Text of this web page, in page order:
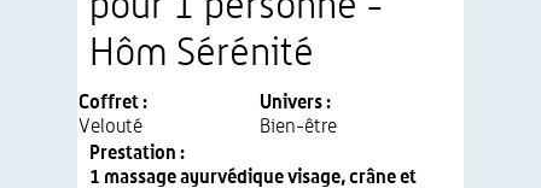
Hôm Sérénité
Coffret :
Velouté
Univers :
Bien-être
Prestation :
1 massage ayurvédique visage, crâne et